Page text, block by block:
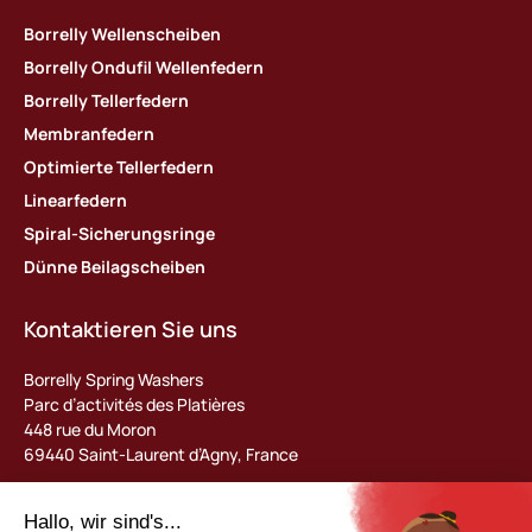
Borrelly Wellenscheiben
Borrelly Ondufil Wellenfedern
Borrelly Tellerfedern
Membranfedern
Optimierte Tellerfedern
Linearfedern
Spiral-Sicherungsringe
Dünne Beilagscheiben
Kontaktieren Sie uns
Borrelly Spring Washers
Parc d’activités des Platières
448 rue du Moron
69440 Saint-Laurent d’Agny, France